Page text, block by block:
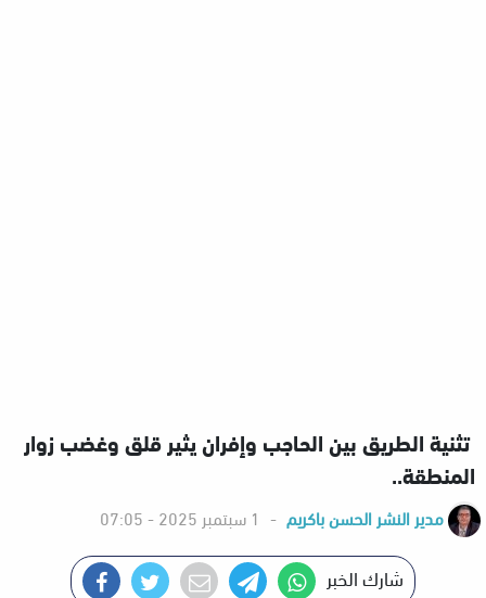
تثنية الطريق بين الحاجب وإفران يثير قلق وغضب زوار
المنطقة..
مدير النشر الحسن باكريم - 1 سبتمبر 2025 - 07:05
شارك الخبر